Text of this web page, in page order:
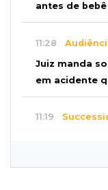
antes de
11:28
Juiz manda
em acidente
11:19